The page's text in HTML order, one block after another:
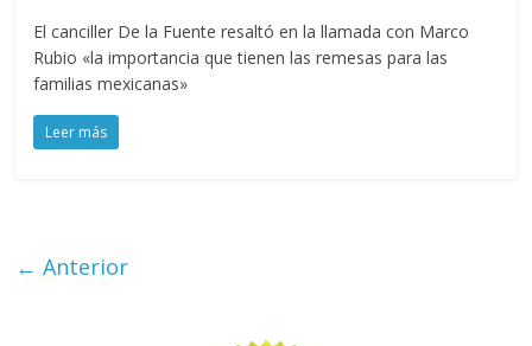
El canciller De la Fuente resaltó en la llamada con Marco
Rubio «la importancia que tienen las remesas para las
familias mexicanas»
Leer más
← Anterior